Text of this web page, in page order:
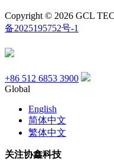
Copyright © 2026 GCL
备2025195752号-1
+86 512 6853 3900
Global
English
简体中文
繁体中文
关注协鑫科技